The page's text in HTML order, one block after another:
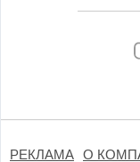
РЕКЛАМА О